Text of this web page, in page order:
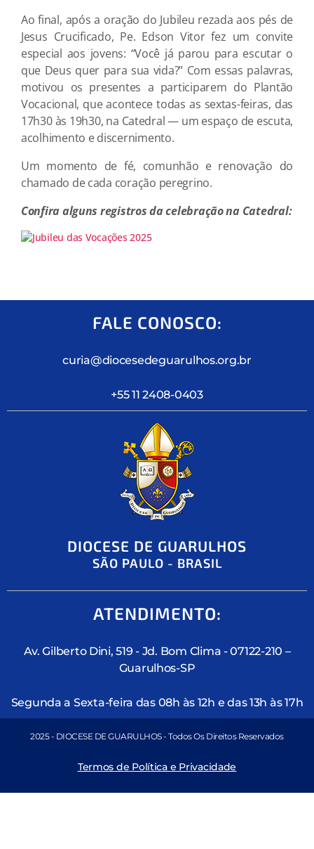
Ao final, após a oração do Jubileu rezada aos pés de
Jesus Crucificado, Pe. Edson Vitor fez um convite
especial aos jovens: “Você já parou para escutar o
que Deus quer para sua vida?” Com essas palavras,
motivou os presentes a participarem do Plantão
Vocacional, que acontece todas as sextas-feiras, das
17h30 às 19h30, na Catedral — um espaço de escuta,
acolhimento e discernimento.
Um momento de fé, comunhão e renovação do
chamado de cada coração peregrino.
Confira alguns registros da celebração na Catedral:
FALE CONOSCO:
curia@diocesedeguarulhos.org.br
+55 11 2408-0403
DIOCESE DE GUARULHOS
SÃO PAULO - BRASIL
ATENDIMENTO:
Av. Gilberto Dini, 519 - Jd. Bom Clima - 07122-210 –
Guarulhos-SP
Segunda a Sexta-feira das 08h às 12h e das 13h às 17h
2025 - DIOCESE DE GUARULHOS - Todos Os Direitos Reservados
Termos de Política e Privacidade